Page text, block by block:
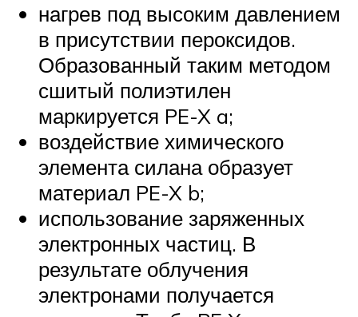
нагрев под высоким давлением
в присутствии пероксидов.
Образованный таким методом
сшитый полиэтилен
маркируется PE-X a;
воздействие химического
элемента силана образует
материал PE-X b;
использование заряженных
электронных частиц. В
результате облучения
электронами получается